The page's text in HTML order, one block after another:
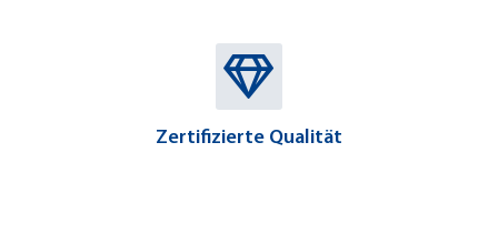
Zertifizierte Qualität